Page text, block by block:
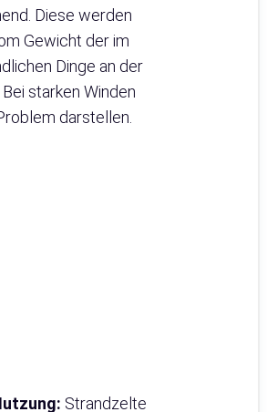
Diese werden
Gewicht der im
Dinge an der
starken Winden
darstellen.
Strandzelte